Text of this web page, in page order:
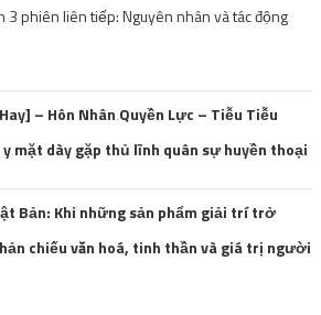
3 phiên liên tiếp: Nguyên nhân và tác động
– Hôn Nhân Quyền Lực – Tiễu Tiễu
mặt dày gặp thủ lĩnh quân sự huyền thoại
Bản: Khi những sản phẩm giải trí trở
chiếu văn hoá, tinh thần và giá trị người